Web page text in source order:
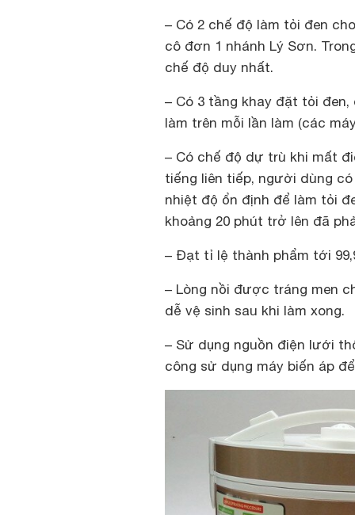
– Có 2 chế độ làm tỏi đen
cô đơn 1 nhánh Lý Sơn.
chế độ duy nhất.
– Có 3 tầng khay đặt tỏi
làm trên mỗi lần làm (các
– Có chế độ dự trù khi mất
tiếng liên tiếp, người dùng
nhiệt độ ổn định để làm tỏi
khoảng 20 phút trở lên đã
– Đạt tỉ lệ thành phẩm tới
– Lòng nồi được tráng men
dễ vệ sinh sau khi làm xong.
– Sử dụng nguồn điện lưới
công sử dụng máy biến áp